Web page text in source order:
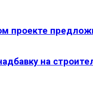
проекте
на